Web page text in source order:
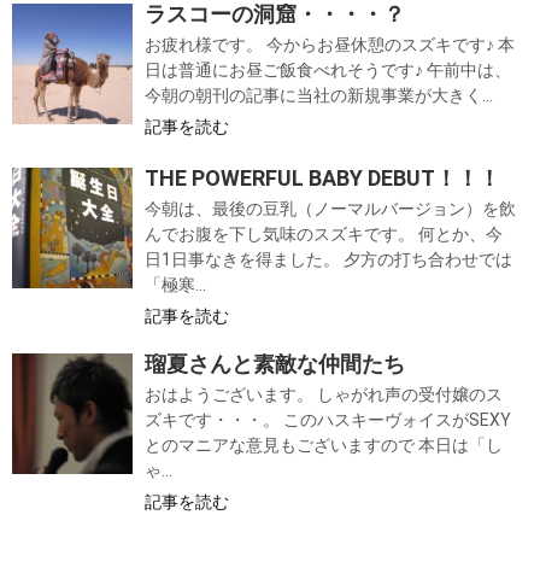
ラスコーの洞窟・・・・？
お疲れ様です。 今からお昼休憩のスズキです♪ 本
日は普通にお昼ご飯食べれそうです♪ 午前中は、
今朝の朝刊の記事に当社の新規事業が大きく...
記事を読む
THE POWERFUL BABY DEBUT！！！
今朝は、最後の豆乳（ノーマルバージョン）を飲
んでお腹を下し気味のスズキです。 何とか、今
日1日事なきを得ました。 夕方の打ち合わせでは
「極寒...
記事を読む
瑠夏さんと素敵な仲間たち
おはようございます。 しゃがれ声の受付嬢のス
ズキです・・・。 このハスキーヴォイスがSEXY
とのマニアな意見もございますので 本日は「し
ゃ...
記事を読む